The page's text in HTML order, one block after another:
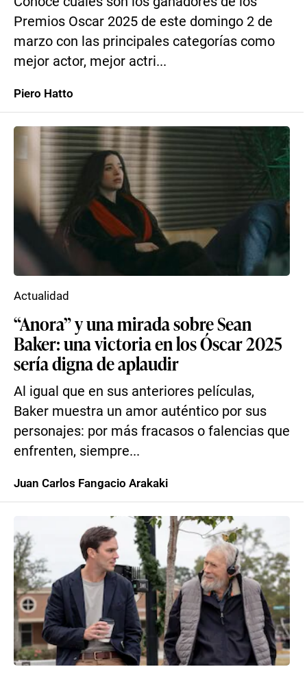
Premios Oscar 2025 de este domingo 2 de
marzo con las principales categorías como
mejor actor, mejor actri...
Piero Hatto
“Anora” y una mirada sobre Sean
Baker: una victoria en los Óscar 2025
sería digna de aplaudir
Al igual que en sus anteriores películas,
Baker muestra un amor auténtico por sus
personajes: por más fracasos o falencias que
enfrenten, siempre...
Actualidad
Juan Carlos Fangacio Arakaki